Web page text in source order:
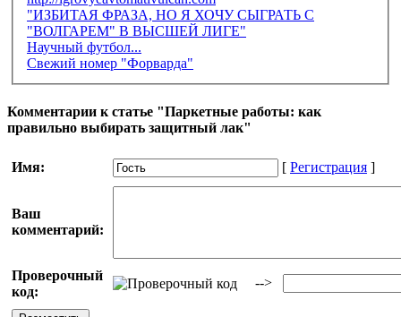
"ИЗБИТАЯ ФРАЗА, НО Я ХОЧУ СЫГРАТЬ С
"ВОЛГАРЕМ" В ВЫСШЕЙ ЛИГЕ"
Научный футбол...
Свежий номер "Форварда"
Комментарии к статье "Паркетные работы: как
правильно выбирать защитный лак"
Имя: [ Регистрация ]
Ваш
комментарий:
Проверочный
код:
-->